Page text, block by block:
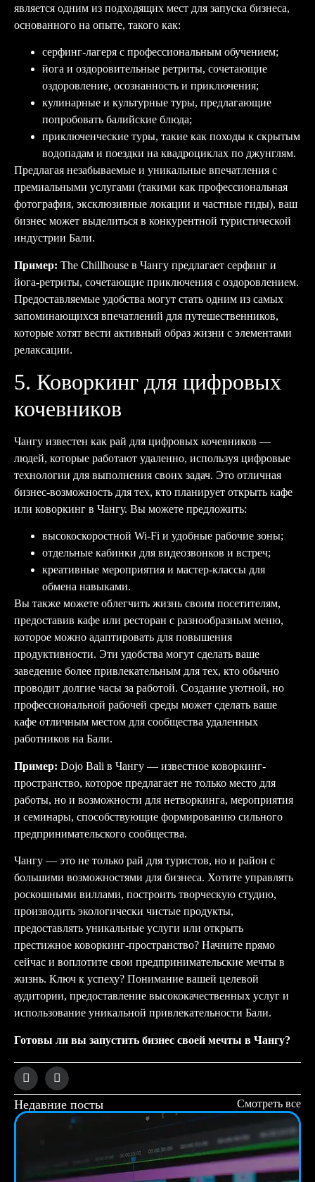
является одним из подходящих мест для запуска бизнеса,
основанного на опыте, такого как:
серфинг-лагеря с профессиональным обучением;
йога и оздоровительные ретриты, сочетающие
оздоровление, осознанность и приключения;
кулинарные и культурные туры, предлагающие
попробовать балийские блюда;
приключенческие туры, такие как походы к скрытым
водопадам и поездки на квадроциклах по джунглям.
Предлагая незабываемые и уникальные впечатления с
премиальными услугами (такими как профессиональная
фотография, эксклюзивные локации и частные гиды), ваш
бизнес может выделиться в конкурентной туристической
индустрии Бали.
Пример: The Chillhouse в Чангу предлагает серфинг и
йога-ретриты, сочетающие приключения с оздоровлением.
Предоставляемые удобства могут стать одним из самых
запоминающихся впечатлений для путешественников,
которые хотят вести активный образ жизни с элементами
релаксации.
5. Коворкинг для цифровых
кочевников
Чангу известен как рай для цифровых кочевников —
людей, которые работают удаленно, используя цифровые
технологии для выполнения своих задач. Это отличная
бизнес-возможность для тех, кто планирует открыть кафе
или коворкинг в Чангу. Вы можете предложить:
высокоскоростной Wi-Fi и удобные рабочие зоны;
отдельные кабинки для видеозвонков и встреч;
креативные мероприятия и мастер-классы для
обмена навыками.
Вы также можете облегчить жизнь своим посетителям,
предоставив кафе или ресторан с разнообразным меню,
которое можно адаптировать для повышения
продуктивности. Эти удобства могут сделать ваше
заведение более привлекательным для тех, кто обычно
проводит долгие часы за работой. Создание уютной, но
профессиональной рабочей среды может сделать ваше
кафе отличным местом для сообщества удаленных
работников на Бали.
Пример: Dojo Bali в Чангу — известное коворкинг-
пространство, которое предлагает не только место для
работы, но и возможности для нетворкинга, мероприятия
и семинары, способствующие формированию сильного
предпринимательского сообщества.
Чангу — это не только рай для туристов, но и район с
большими возможностями для бизнеса. Хотите управлять
роскошными виллами, построить творческую студию,
производить экологически чистые продукты,
предоставлять уникальные услуги или открыть
престижное коворкинг-пространство? Начните прямо
сейчас и воплотите свои предпринимательские мечты в
жизнь. Ключ к успеху? Понимание вашей целевой
аудитории, предоставление высококачественных услуг и
использование уникальной привлекательности Бали.
Готовы ли вы запустить бизнес своей мечты в Чангу?
Недавние посты Смотреть все